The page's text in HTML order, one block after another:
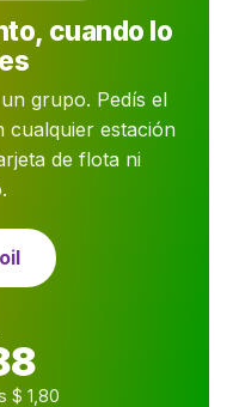
cuando lo
grupo. Pedís el
cualquier estación
de flota ni
$ 1,80